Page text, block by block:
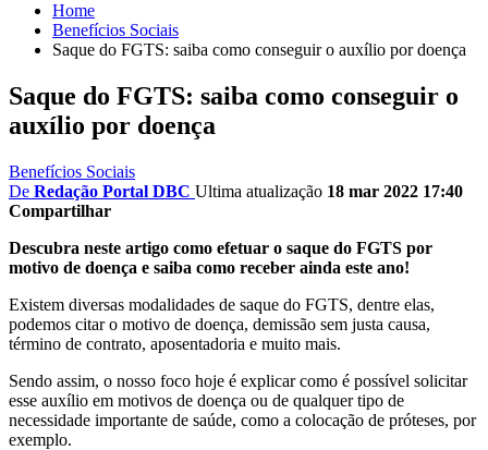
Home
Benefícios Sociais
Saque do FGTS: saiba como conseguir o auxílio por doença
Saque do FGTS: saiba como conseguir o
auxílio por doença
Benefícios Sociais
De Redação Portal DBC Ultima atualização 18 mar 2022 17:40
Compartilhar
Descubra neste artigo como efetuar o saque do FGTS por
motivo de doença e saiba como receber ainda este ano!
Existem diversas modalidades de saque do FGTS, dentre elas,
podemos citar o motivo de doença, demissão sem justa causa,
término de contrato, aposentadoria e muito mais.
Sendo assim, o nosso foco hoje é explicar como é possível solicitar
esse auxílio em motivos de doença ou de qualquer tipo de
necessidade importante de saúde, como a colocação de próteses, por
exemplo.